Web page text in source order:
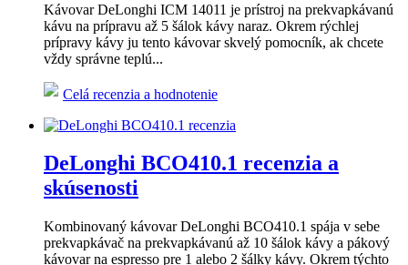
Kávovar DeLonghi ICM 14011 je prístroj na prekvapkávanú
kávu na prípravu až 5 šálok kávy naraz. Okrem rýchlej
prípravy kávy ju tento kávovar skvelý pomocník, ak chcete
vždy správne teplú...
Celá recenzia a hodnotenie
DeLonghi BCO410.1 recenzia a
skúsenosti
Kombinovaný kávovar DeLonghi BCO410.1 spája v sebe
prekvapkávač na prekvapkávanú až 10 šálok kávy a pákový
kávovar na espresso pre 1 alebo 2 šálky kávy. Okrem týchto